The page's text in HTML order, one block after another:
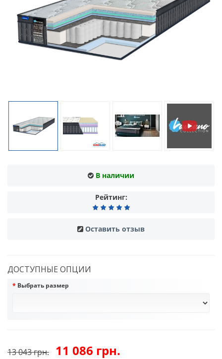
В наличии
Рейтинг:
Оставить отзыв
ДОСТУПНЫЕ ОПЦИИ
Выбрать размер
13 043 грн. 11 086 грн.